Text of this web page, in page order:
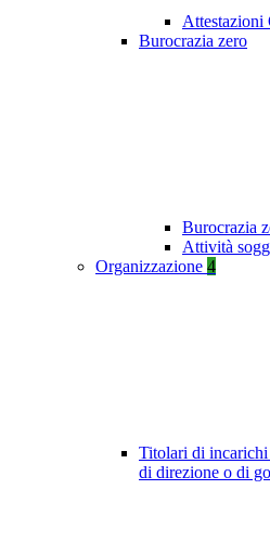
Attestazioni
Burocrazia zero
Burocrazia
Attività
Organizzazione 4
Titolari di
di direzione o di